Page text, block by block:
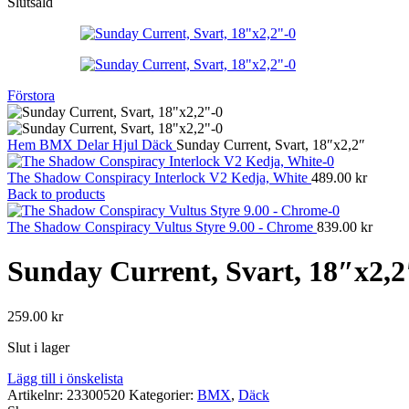
Förstora
Hem BMX DelarHjul Däck Sunday Current, Svart, 18″x2,2″
The Shadow Conspiracy Interlock V2 Kedja, White 489.00 kr
Back to products
The Shadow Conspiracy Vultus Styre 9.00 - Chrome 839.00 kr
Sunday Current, Svart,
259.00 kr
Slut i lager
Lägg till i önskelista
Artikelnr: 23300520 Kategorier: BMX, Däck